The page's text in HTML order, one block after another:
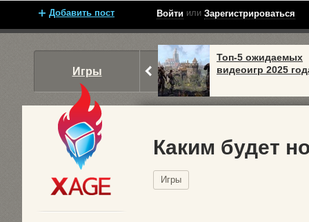
Добавить пост Войти или Зарегистрироваться
Игры
Топ-5 ожидаемых
видеоигр 2025
Каким будет
Игры